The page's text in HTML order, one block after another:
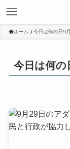
ホーム 今日は何の日9
今日は何の